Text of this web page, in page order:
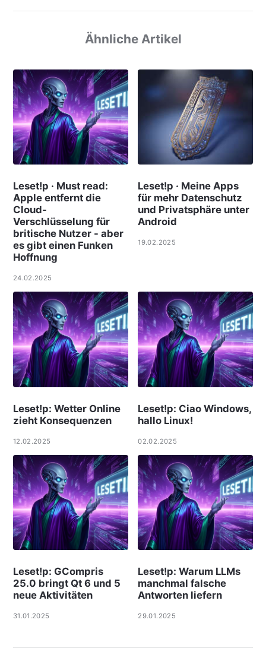
Ähnliche Artikel
Leset!p · Must read:
Apple entfernt die
Cloud-
Verschlüsselung für
britische Nutzer - aber
es gibt einen Funken
Hoffnung
24.02.2025
Leset!p · Meine Apps
für mehr Datenschutz
und Privatsphäre unter
Android
19.02.2025
Leset!p: Wetter Online
zieht Konsequenzen
12.02.2025
Leset!p: Ciao Windows,
hallo Linux!
02.02.2025
Leset!p: GCompris
25.0 bringt Qt 6 und 5
neue Aktivitäten
31.01.2025
Leset!p: Warum LLMs
manchmal falsche
Antworten liefern
29.01.2025